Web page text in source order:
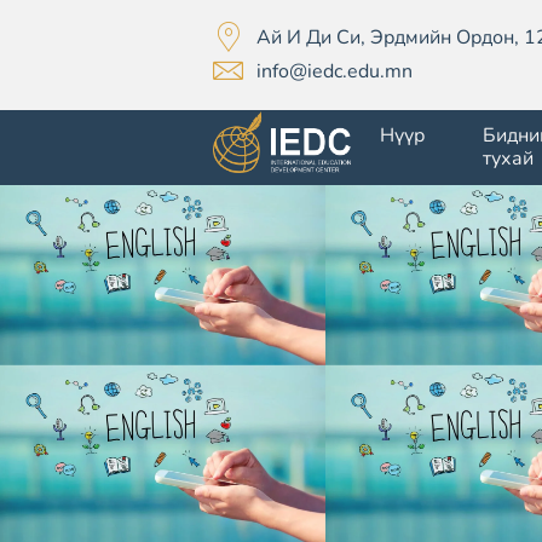
Ай И Ди Си, Эрдмийн Ордон,
info@iedc.edu.mn
Нүүр
тухай